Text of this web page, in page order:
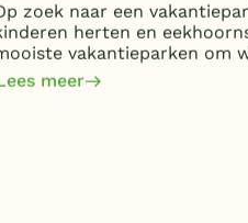
zoek naar een
herten en
vakantieparken om
meer